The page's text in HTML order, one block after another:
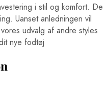
i stil og komfort. De
Uanset anledningen vil
udvalg af andre styles
nye fodtøj